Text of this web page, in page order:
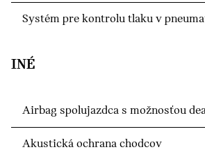
Systém pre kontrolu tlaku v
INÉ
Airbag spolujazdca s možnosťou
Akustická ochrana chodcov